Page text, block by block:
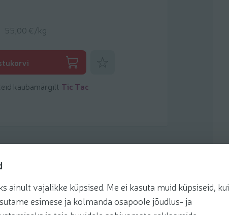
ainult vajalikke küpsised. Me ei kasuta muid küpsiseid, kui
esimese ja kolmanda osapoole jõudlus- ja
55,00 €/kg
kaubamärgilt Tic Tac